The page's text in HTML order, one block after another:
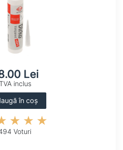
Lei
inclus
în coș
Voturi